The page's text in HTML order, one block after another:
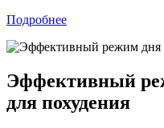
Подробнее
Эффективный
для похудения